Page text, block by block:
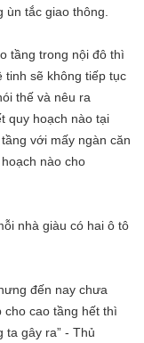
tắc giao thông.
tầng trong nội đô thì
tinh sẽ không tiếp tục
thế và nêu ra
quy hoạch nào tại
với mấy ngàn căn
nào cho
nhà giàu có hai ô tô
đến nay chưa
cho cao tầng hết thì
ta gây ra” - Thủ